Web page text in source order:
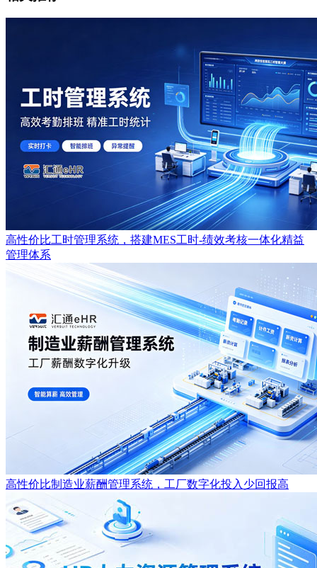
高性价比工时管理系统，搭建MES工时-绩效考核一体化精益
管理体系
高性价比制造业薪酬管理系统，工厂数字化投入少回报高